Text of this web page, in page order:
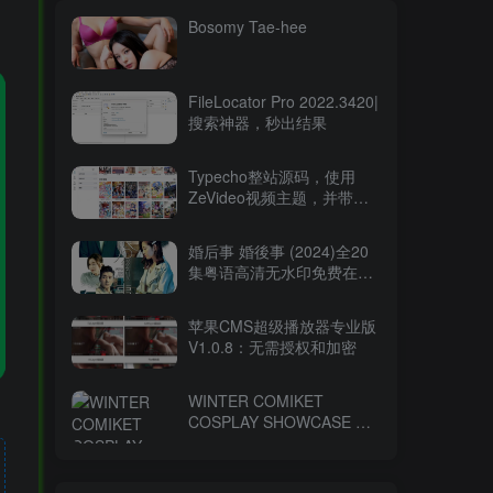
Bosomy Tae-hee
FileLocator Pro 2022.3420|
搜索神器，秒出结果
Typecho整站源码，使用
ZeVideo视频主题，并带有
婚后事 婚後事 (2024)全20
集粤语高清无水印免费在线
苹果CMS超级播放器专业版
V1.0.8：无需授权和加密
WINTER COMIKET
COSPLAY SHOWCASE コ